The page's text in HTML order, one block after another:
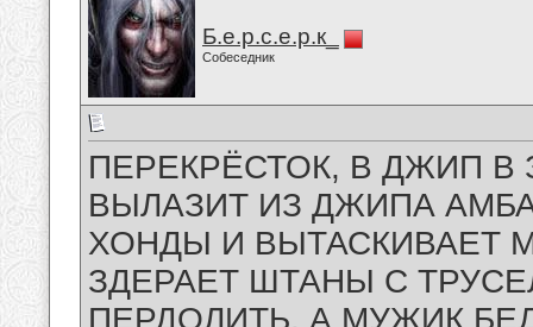
Б.е.р.с.е.р.к_
Собеседник
ПЕРЕКРЁСТОК, В ДЖИП В
ВЫЛАЗИТ ИЗ ДЖИПА
ХОНДЫ И ВЫТАСКИВАЕТ
ЗДЕРАЕТ ШТАНЫ С